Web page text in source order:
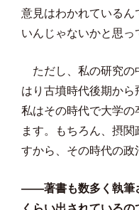
意見はわかれているん
いんじゃないかと思っ
ただし、私の研究の
はり古墳時代後期から
私はその時代で大学の
ます。もちろん、摂
すから、その時代の政
——著書も数多く執筆